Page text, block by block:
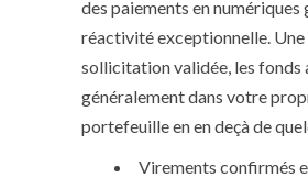
des paiements en numériques
réactivité exceptionnelle. Une
sollicitation validée, les fonds
généralement dans votre
portefeuille en en deçà de
Virements confirmés